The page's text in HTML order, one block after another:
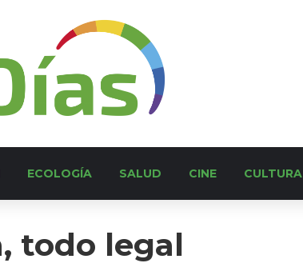
ECOLOGÍA SALUD CINE CULTURA
todo legal